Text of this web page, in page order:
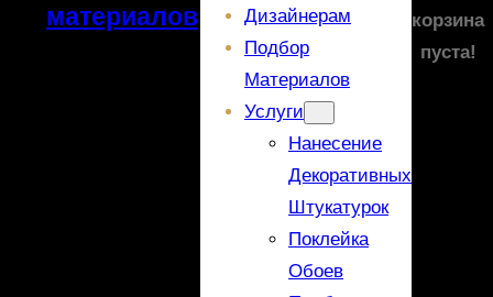
материалов
Дизайнерам
Подбор
Материалов
Услуги
Нанесение
Декоративных
Штукатурок
Поклейка
Обоев
корзина
пуста!